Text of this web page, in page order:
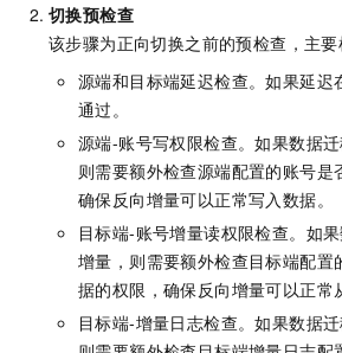
切换预检查
该步骤为正向切换之前的预检查，主要
源端和目标端延迟检查。如果延迟
通过。
源端-账号写权限检查。如果数据
则需要额外检查源端配置的账号是
确保反向增量可以正常写入数据。
目标端-账号增量读权限检查。如
增量，则需要额外检查目标端配置
据的权限，确保反向增量可以正常
目标端-增量日志检查。如果数据